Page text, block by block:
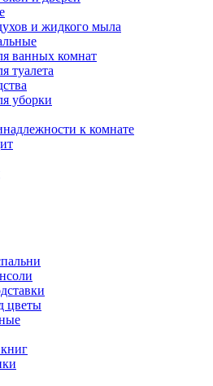
и жидкого мыла
ванных комнат
туалета
уборки
к комнате
цветы